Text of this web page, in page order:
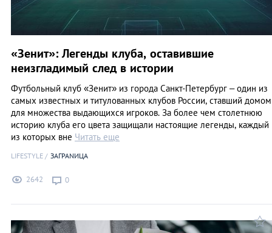
«Зенит»: Легенды клуба, оставившие
неизгладимый след в истории
Футбольный клуб «Зенит» из города Санкт-Петербург – один из
самых известных и титулованных клубов России, ставший домом
для множества выдающихся игроков. За более чем столетнюю
историю клуба его цвета защищали настоящие легенды, каждый
из которых вне Читать еще
LIFESTYLE ЗАГРАNИЦА
2642 0